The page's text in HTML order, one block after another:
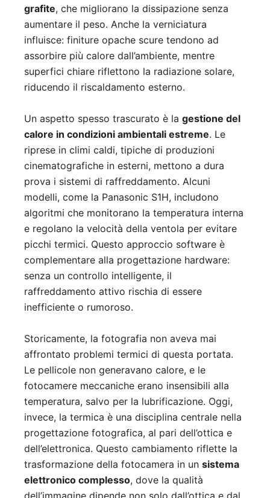
grafite, che migliorano la dissipazione senza
aumentare il peso. Anche la verniciatura
influisce: finiture opache scure tendono ad
assorbire più calore dall’ambiente, mentre
superfici chiare riflettono la radiazione solare,
riducendo il riscaldamento esterno.
Un aspetto spesso trascurato è la gestione del
calore in condizioni ambientali estreme. Le
riprese in climi caldi, tipiche di produzioni
cinematografiche in esterni, mettono a dura
prova i sistemi di raffreddamento. Alcuni
modelli, come la Panasonic S1H, includono
algoritmi che monitorano la temperatura interna
e regolano la velocità della ventola per evitare
picchi termici. Questo approccio software è
complementare alla progettazione hardware:
senza un controllo intelligente, il
raffreddamento attivo rischia di essere
inefficiente o rumoroso.
Storicamente, la fotografia non aveva mai
affrontato problemi termici di questa portata.
Le pellicole non generavano calore, e le
fotocamere meccaniche erano insensibili alla
temperatura, salvo per la lubrificazione. Oggi,
invece, la termica è una disciplina centrale nella
progettazione fotografica, al pari dell’ottica e
dell’elettronica. Questo cambiamento riflette la
trasformazione della fotocamera in un sistema
elettronico complesso, dove la qualità